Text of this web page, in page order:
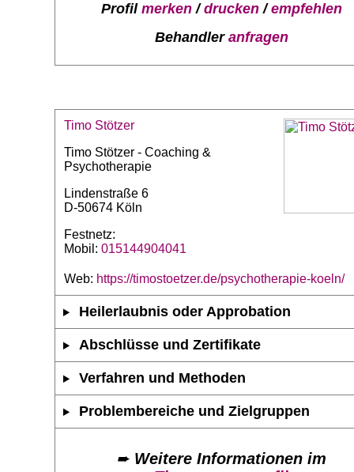
Profil merken/drucken/empfehlen
Behandler anfragen
Timo Stötzer
Timo Stötzer - Coaching &
Psychotherapie
Lindenstraße 6
D-50674 Köln
Festnetz:
Mobil: 015144904041
Web: https://timostoetzer.de/psychotherapie-koeln/
Heilerlaubnis oder Approbation
Abschlüsse und Zertifikate
Verfahren und Methoden
Problembereiche und Zielgruppen
➨ Weitere Informationen im